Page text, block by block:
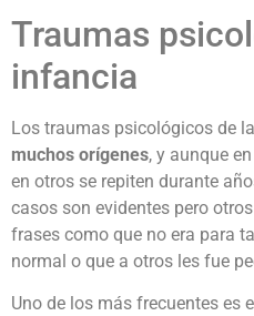
Traumas
infancia
Los traumas psicológicos de
muchos orígenes, y aunque
en otros se repiten durante
casos son evidentes pero
frases como que no era para
normal o que a otros les fue
Uno de los más frecuentes es el